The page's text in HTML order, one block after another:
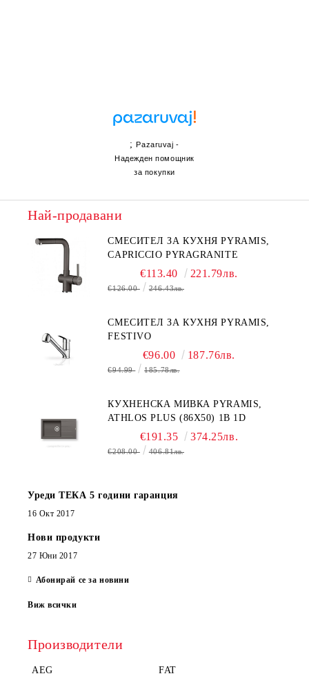
;Pazaruvaj -
Надежден помощник
за покупки
Най-продавани
СМЕСИТЕЛ ЗА КУХНЯ PYRAMIS,
CAPRICCIO PYRAGRANITE
€113.40 221.79лв.
€126.00 246.43лв.
СМЕСИТЕЛ ЗА КУХНЯ PYRAMIS,
FESTIVO
€96.00 187.76лв.
€94.99 185.78лв.
КУХНЕНСКА МИВКА PYRAMIS,
ATHLOS PLUS (86X50) 1B 1D
€191.35 374.25лв.
€208.00 406.81лв.
Уреди ТЕКА 5 години гаранция
16 Окт 2017
Нови продукти
27 Юни 2017
Абонирай се за новини
Виж всички
Производители
AEG FAT